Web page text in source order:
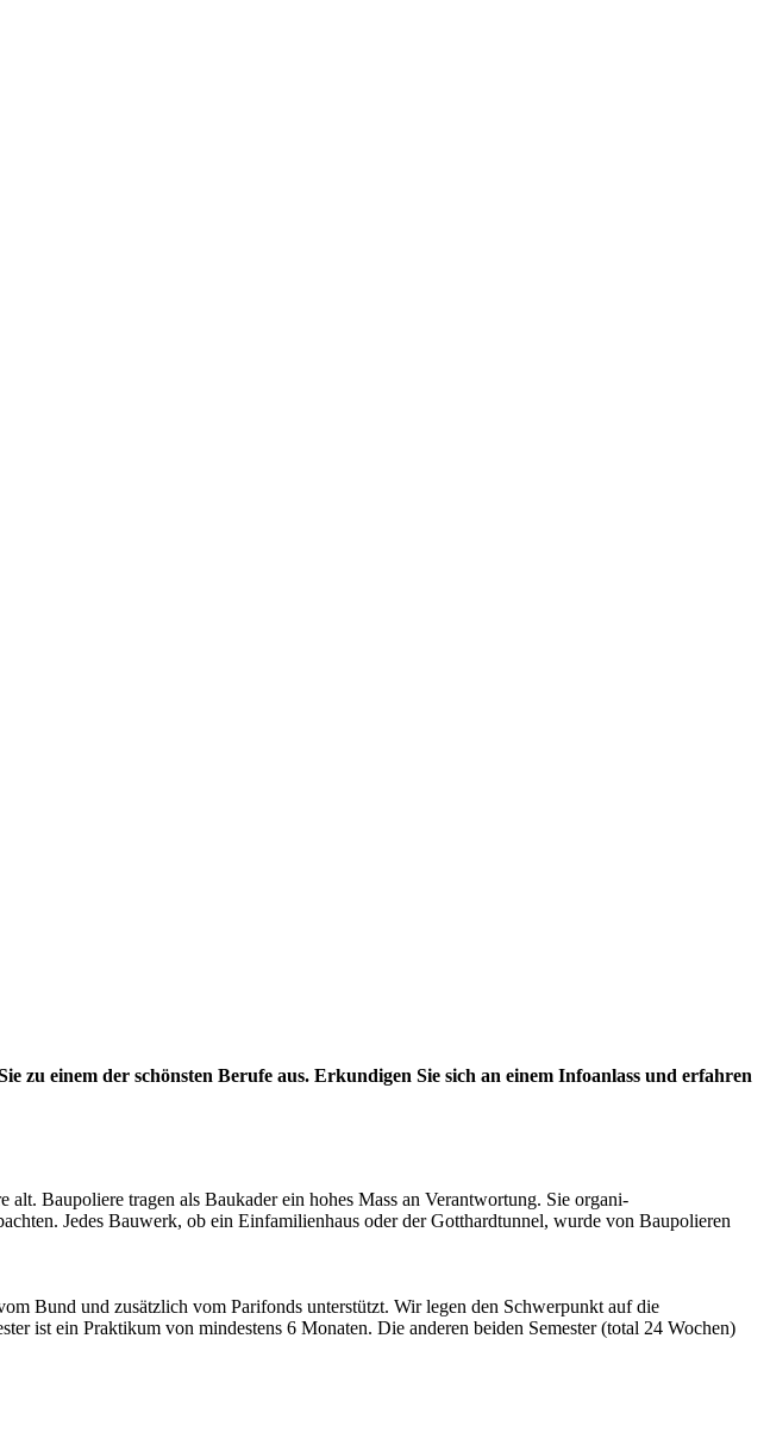
einem der schönsten Berufe aus. Erkundigen Sie sich an einem Infoanlass und erfahren
Baupoliere tragen als Baukader ein hohes Mass an Verantwortung. Sie organi-
Jedes Bauwerk, ob ein Einfamilienhaus oder der Gotthardtunnel, wurde von Baupolieren
Bund und zusätzlich vom Parifonds unterstützt. Wir legen den Schwerpunkt auf die
ist ein Praktikum von mindestens 6 Monaten. Die anderen beiden Semester (total 24 Wochen)